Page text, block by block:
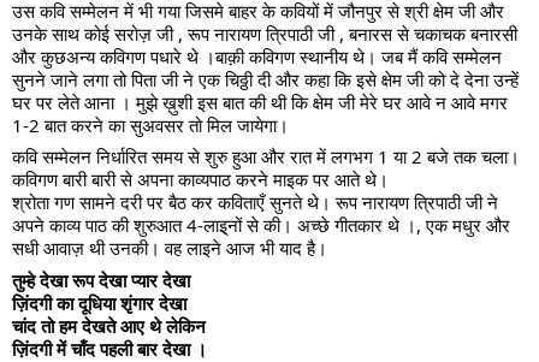
उस कवि सम्मेलन में भी गया जिसमे बाहर के कवियों में जौनपुर से श्री क्षेम जी और
उनके साथ कोई सरोज़ जी , रूप नारायण त्रिपाठी जी , बनारस से चकाचक बनारसी
और कुछअन्य कविगण पधारे थे ।बाक़ी कविगण स्थानीय थे। जब मैं कवि सम्मेलन
सुनने जाने लगा तो पिता जी ने एक चिठ्ठी दी और कहा कि इसे क्षेम जी को दे देना उन्हें
घर पर लेते आना । मुझे ख़ुशी इस बात की थी कि क्षेम जी मेरे घर आवे न आवे मगर
1-2 बात करने का सुअवसर तो मिल जायेगा।
कवि सम्मेलन निर्धारित समय से शुरु हुआ और रात में लगभग 1 या 2 बजे तक चला।
कविगण बारी बारी से अपना काव्यपाठ करने माइक पर आते थे।
श्रोता गण सामने दरी पर बैठ कर कविताएँ सुनते थे। रूप नारायण त्रिपाठी जी ने
अपने काव्य पाठ की शुरुआत 4-लाइ्नों से की। अच्छे गीतकार थे ।, एक मधुर और
सधी आवाज़ थी उनकी। वह लाइने आज भी याद है।
तुम्हे देखा रूप देखा प्यार देखा
ज़िंदगी का दूधिया शृंगार देखा
चांद तो हम देखते आए थे लेकिन
ज़िंदगी में चाँद पहली बार देखा ।